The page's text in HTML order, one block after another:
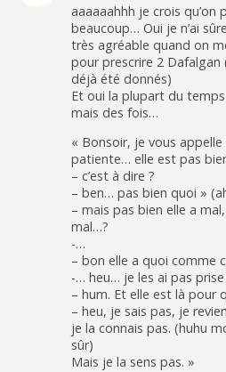
aaaaaahhh je crois
beaucoup… Oui je n’ai
très agréable quand on
pour prescrire 2
déjà été donnés)
Et oui la plupart du
mais des fois…
« Bonsoir, je vous appelle
patiente… elle est pas
– c’est à dire ?
– ben… pas bien quoi »
– mais pas bien elle a
mal…?
-…
– bon elle a quoi comme
-… heu… je les ai pas
– hum. Et elle est là pour
– heu, je sais pas, je
je la connais pas. (huhu
sûr)
Mais je la sens pas. »